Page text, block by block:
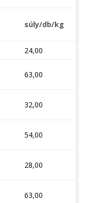
súly/db/kg
24,00
63,00
32,00
54,00
28,00
63,00